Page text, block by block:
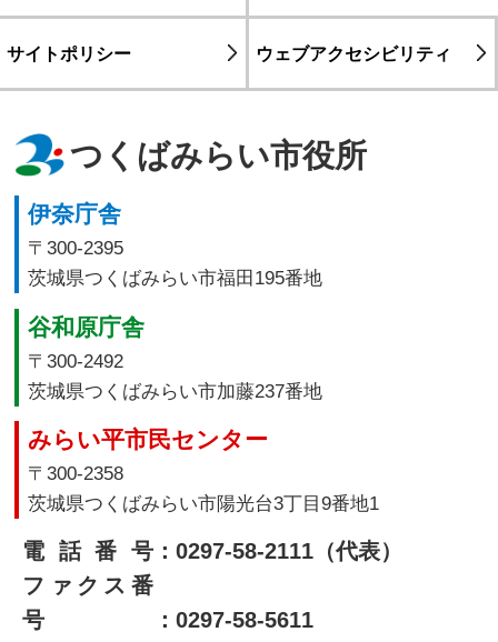
サイトポリシー ウェブアクセシビリティ
つくばみらい市役所
伊奈庁舎
〒300-2395
茨城県つくばみらい市福田195番地
谷和原庁舎
〒300-2492
茨城県つくばみらい市加藤237番地
みらい平市民センター
〒300-2358
茨城県つくばみらい市陽光台3丁目9番地1
電話番号：0297-58-2111（代表）
ファクス番
号
：0297-58-5611